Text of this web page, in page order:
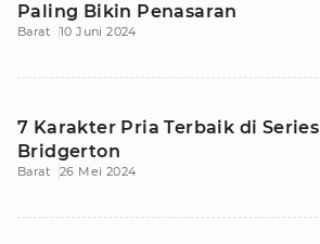
Paling Bikin Penasaran
Barat 10 Juni 2024
7 Karakter Pria Terbaik di Series
Bridgerton
Barat 26 Mei 2024